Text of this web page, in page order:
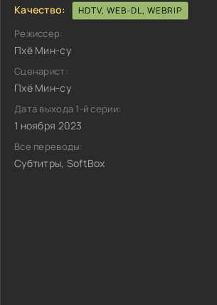
Качество: HDTV, WEB-DL, WEBRIP
Режиссер:
Пхё Мин-су
Сценарист:
Пхё Мин-су
Дата выхода 1-й серии:
1 ноября 2023
Все переводы:
Субтитры, SoftBox